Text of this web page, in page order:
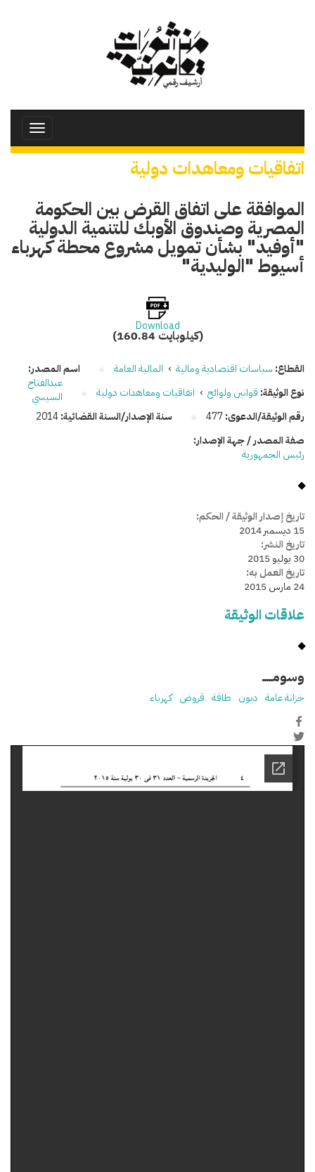
Toggle
اتفاقيات ومعاهدات دولية
الموافقة على اتفاق القرض بين الحكومة
المصرية وصندوق الأوبك للتنمية الدولية
"أوفيد" بشأن تمويل مشروع محطة كهرباء
أسيوط "الوليدية"
Download
(160.84 كيلوبايت)
القطاع: سياسات اقتصادية ومالية › المالية العامة
نوع الوثيقة: قوانين ولوائح › اتفاقيات ومعاهدات دولية
رقم الوثيقة/الدعوى:477 سنة الإصدار/السنة القضائية:2014
اسم المصدر:
عبدالفتاح
السيسي
صفة المصدر / جهة الإصدار:
رئيس الجمهورية
تاريخ إصدار الوثيقة / الحكم:
15 ديسمبر 2014
تاريخ النشر:
30 يوليو 2015
تاريخ العمل به:
24 مارس 2015
علاقات الوثيقة
وسومـــــ
خزانة عامة ديون طاقة قروض كهرباء